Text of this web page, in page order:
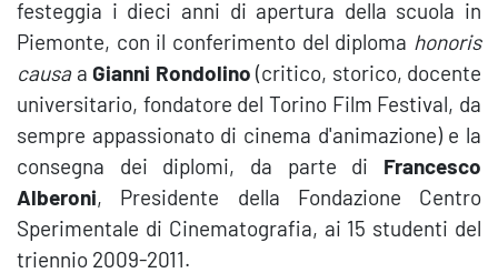
festeggia i dieci anni di apertura della scuola in
Piemonte, con il conferimento del diploma honoris
causaa Gianni Rondolino (critico, storico, docente
universitario, fondatore del Torino Film Festival, da
sempre appassionato di cinema d'animazione) e la
consegna dei diplomi, da parte di Francesco
Alberoni, Presidente della Fondazione Centro
Sperimentale di Cinematografia, ai 15 studenti del
triennio 2009-2011.